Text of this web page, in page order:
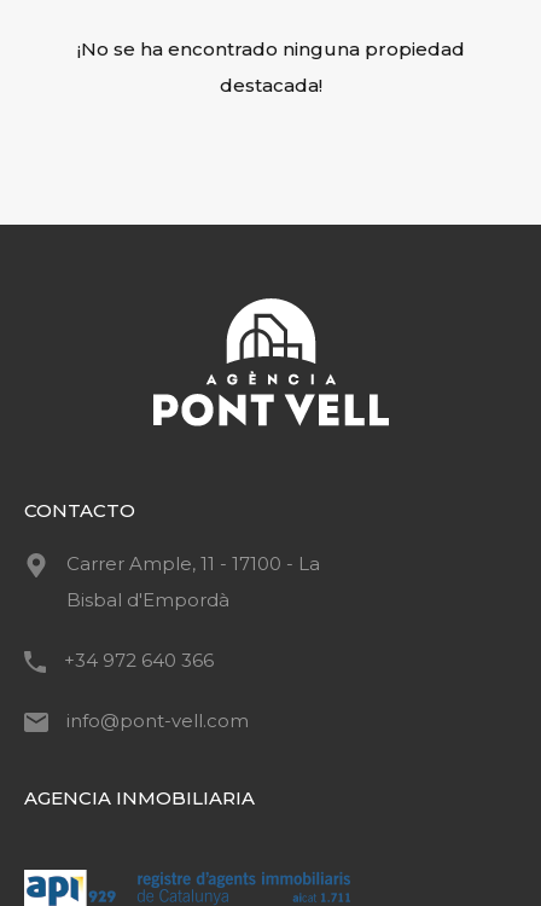
¡No se ha encontrado ninguna propiedad
destacada!
CONTACTO
Carrer Ample, 11 - 17100 - La
Bisbal d'Empordà
+34 972 640 366
info@pont-vell.com
AGENCIA INMOBILIARIA